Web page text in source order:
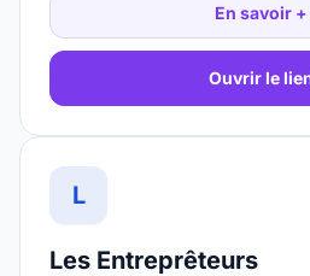
En savoir +
Ouvrir le
L
Les Entreprêteurs